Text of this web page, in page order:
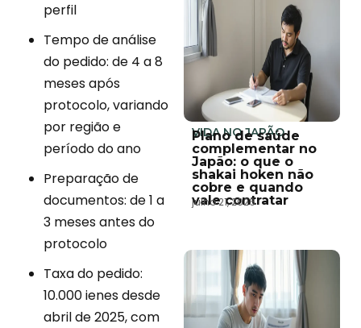
perfil
Tempo de análise
do pedido: de 4 a 8
meses após
protocolo, variando
por região e
período do ano
Preparação de
documentos: de 1 a
3 meses antes do
protocolo
Taxa do pedido:
10.000 ienes desde
abril de 2025, com
VIDA NO JAPÃO
Plano de saúde
complementar no
Japão: o que o
shakai hoken não
cobre e quando
vale contratar
julho 21, 2026